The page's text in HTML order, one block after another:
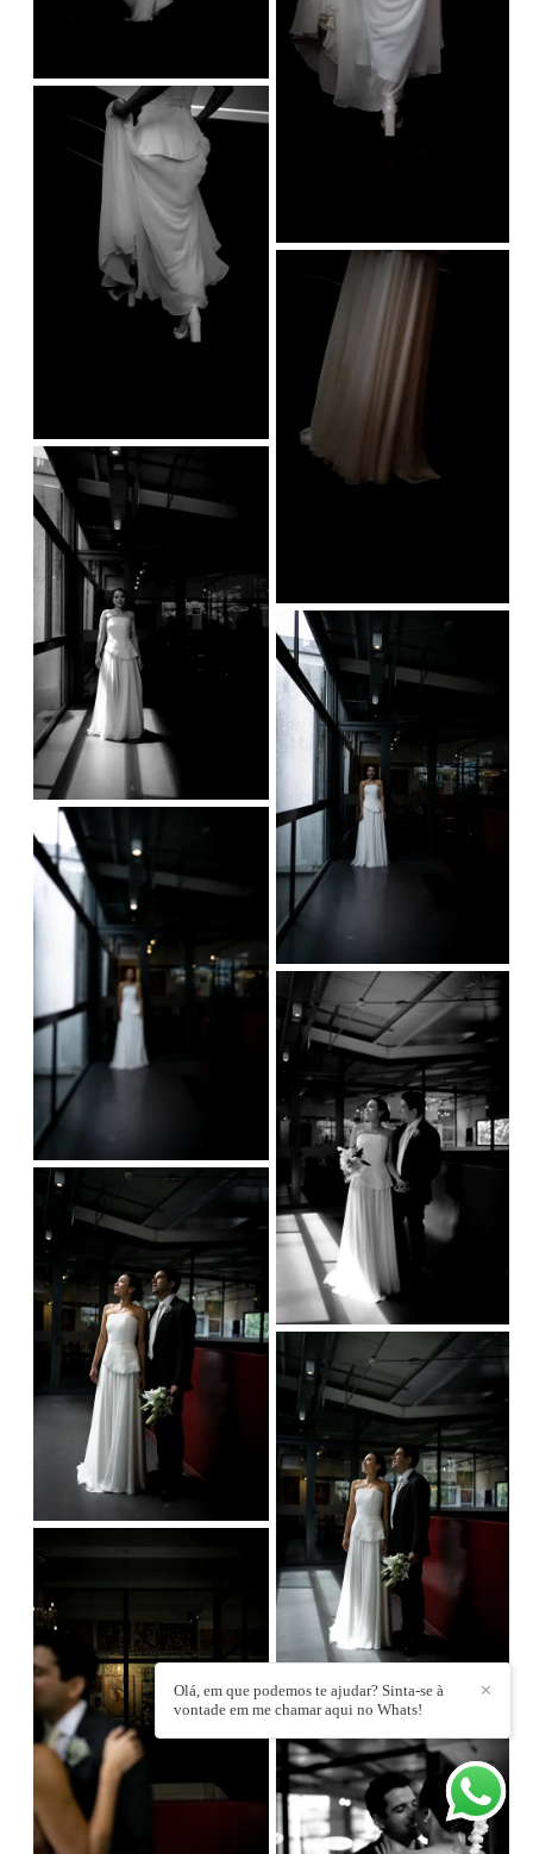
✕
Olá, em que podemos te ajudar? Sinta-se à
vontade em me chamar aqui no Whats!